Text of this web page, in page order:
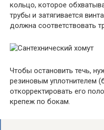
кольцо, которое
трубы и затягивается
должна соответствовать
Чтобы остановить течь,
резиновым уплотнителем
откорректировать его
крепеж по бокам.